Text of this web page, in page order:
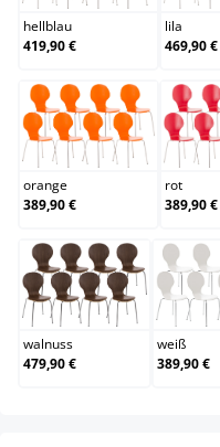
hellblau
419,90 €
lila
469,90 €
orange
orange
389,90 €
rot
389,90 €
walnuss
walnuss
479,90 €
weiß
389,90 €